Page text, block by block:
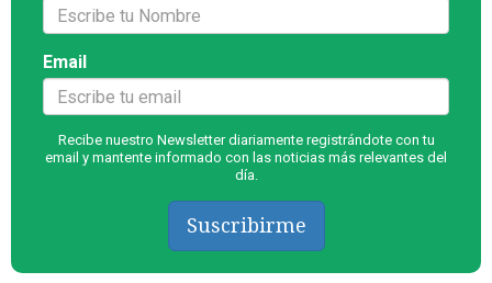
Email
Recibe nuestro Newsletter diariamente registrándote con tu
email y mantente informado con las noticias más relevantes del
día.
Suscribirme